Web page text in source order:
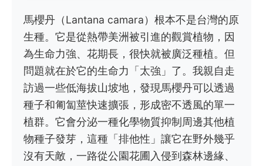
馬櫻丹（Lantana camara）根本不是台灣的原
生種。它是從熱帶美洲被引進的觀賞植物，因
為生命力強、花期長，很快就被廣泛種植。但
問題就在於它的生命力「太強」了。我親自走
訪過一些低海拔山坡地，發現馬櫻丹可以透過
種子和匍匐莖快速擴張，形成密不透風的單一
植群。它會分泌一種化學物質抑制周邊其他植
物種子發芽，這種「排他性」讓它在野外幾乎
沒有天敵，一路從公園花圃入侵到森林邊緣、